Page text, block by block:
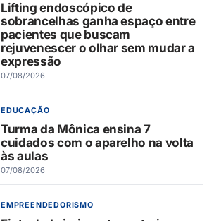
Lifting endoscópico de
sobrancelhas ganha espaço entre
pacientes que buscam
rejuvenescer o olhar sem mudar a
expressão
07/08/2026
EDUCAÇÃO
Turma da Mônica ensina 7
cuidados com o aparelho na volta
às aulas
07/08/2026
EMPREENDEDORISMO